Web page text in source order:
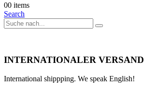
00 items
Search
INTERNATIONALER VERSAND
International shippping. We speak English!